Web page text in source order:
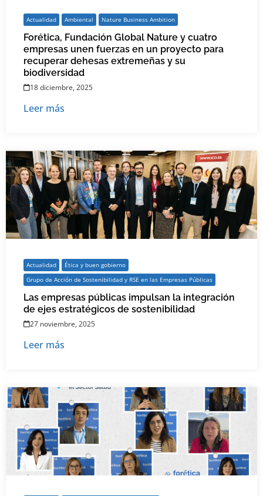
Actualidad Ambiental Nature Business Ambition
Forética, Fundación Global Nature y cuatro
empresas unen fuerzas en un proyecto para
recuperar dehesas extremeñas y su
biodiversidad
18 diciembre, 2025
Leer más
Actualidad
Ética y buen gobierno
Grupo de Acción de Sostenibilidad y RSE en las Empresas Públicas
Las empresas públicas impulsan la integración
de ejes estratégicos de sostenibilidad
27 noviembre, 2025
Leer más